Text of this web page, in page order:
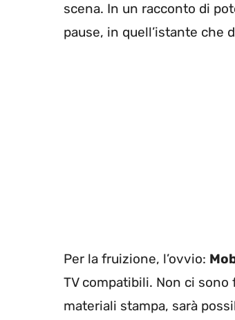
scena. In un racconto di
pause, in quell’istante che
Per la fruizione, l’ovvio:
TV compatibili. Non ci sono
materiali stampa, sarà